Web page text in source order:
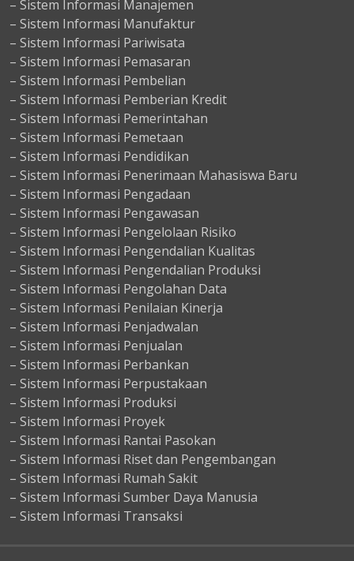
– Sistem Informasi Manajemen
– Sistem Informasi Manufaktur
– Sistem Informasi Pariwisata
– Sistem Informasi Pemasaran
– Sistem Informasi Pembelian
– Sistem Informasi Pemberian Kredit
– Sistem Informasi Pemerintahan
– Sistem Informasi Pemetaan
– Sistem Informasi Pendidikan
– Sistem Informasi Penerimaan Mahasiswa Baru
– Sistem Informasi Pengadaan
– Sistem Informasi Pengawasan
– Sistem Informasi Pengelolaan Risiko
– Sistem Informasi Pengendalian Kualitas
– Sistem Informasi Pengendalian Produksi
– Sistem Informasi Pengolahan Data
– Sistem Informasi Penilaian Kinerja
– Sistem Informasi Penjadwalan
– Sistem Informasi Penjualan
– Sistem Informasi Perbankan
– Sistem Informasi Perpustakaan
– Sistem Informasi Produksi
– Sistem Informasi Proyek
– Sistem Informasi Rantai Pasokan
– Sistem Informasi Riset dan Pengembangan
– Sistem Informasi Rumah Sakit
– Sistem Informasi Sumber Daya Manusia
– Sistem Informasi Transaksi